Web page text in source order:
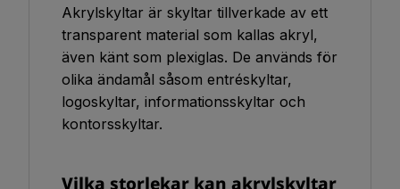
Akrylskyltar är skyltar tillverkade av ett
transparent material som kallas akryl,
även känt som plexiglas. De används för
olika ändamål såsom entréskyltar,
logoskyltar, informationsskyltar och
kontorsskyltar.
Vilka storlekar kan akrylskyltar